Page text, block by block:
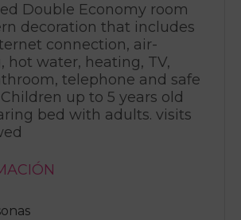
Double Economy room
decoration that includes
connection, air-
hot water, heating, TV,
telephone and safe
up to 5 years old
bed with adults. visits